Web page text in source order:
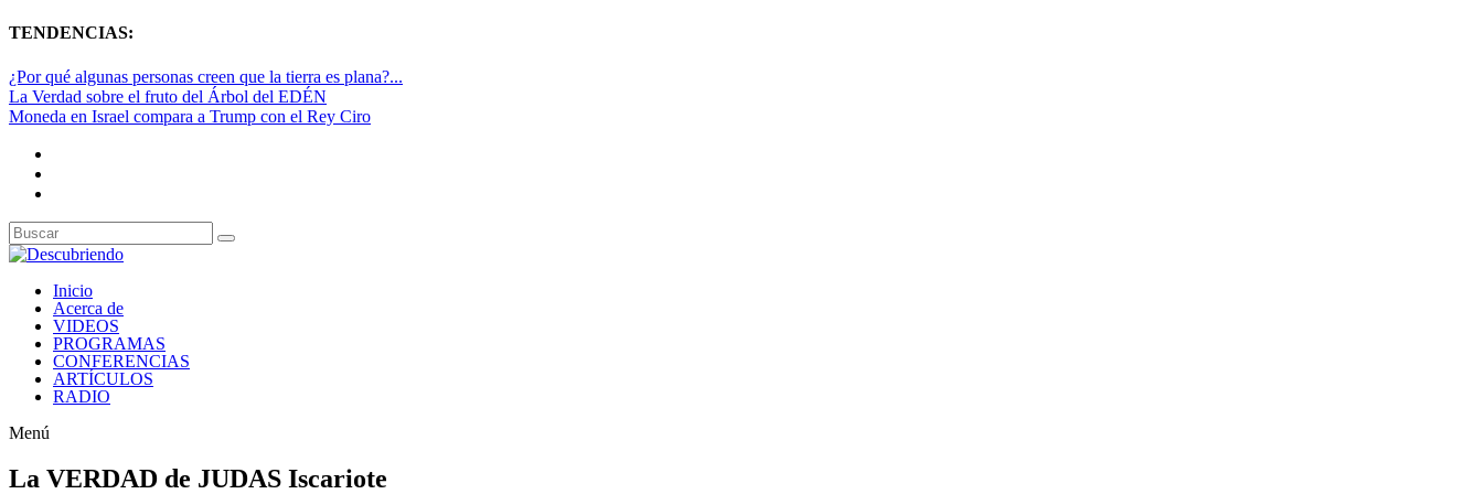
TENDENCIAS:
¿Por qué algunas personas creen que la tierra es plana?...
La Verdad sobre el fruto del Árbol del EDÉN
Moneda en Israel compara a Trump con el Rey Ciro
Inicio
Acerca de
VIDEOS
PROGRAMAS
CONFERENCIAS
ARTÍCULOS
RADIO
Menú
La VERDAD de JUDAS Iscariote